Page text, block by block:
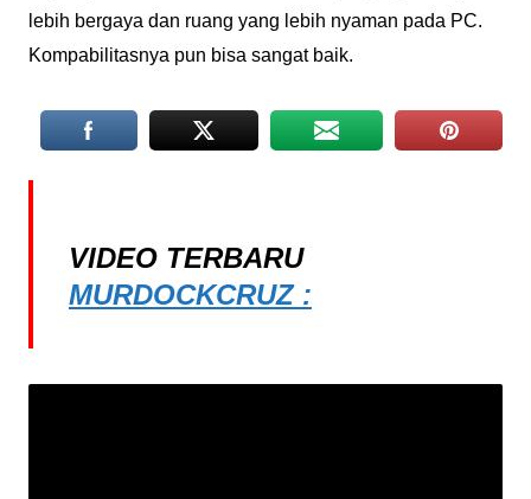
lebih bergaya dan ruang yang lebih nyaman pada PC.
Kompabilitasnya pun bisa sangat baik.
VIDEO TERBARU
MURDOCKCRUZ :